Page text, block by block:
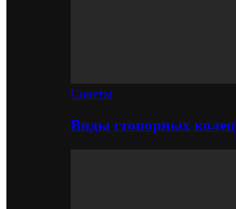
Советы
Виды стопорных колец